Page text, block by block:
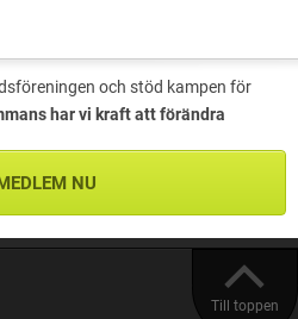
och stöd kampen för
har vi kraft att förändra
NU
Till toppen